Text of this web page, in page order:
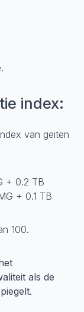
index:
van geiten
+ 0.2 TB
+ 0.1 TB
100.
als de